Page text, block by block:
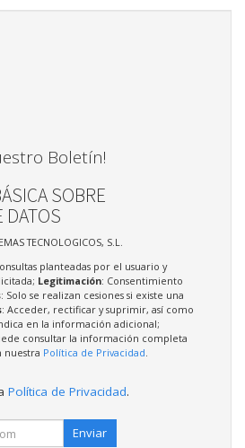
Boletín!
SOBRE
DATOS
TECNOLOGICOS, S.L.
planteadas por el usuario y
Legitimación: Consentimiento
: Solo se realizan cesiones si existe una
: Acceder, rectificar y suprimir, así como
en la información adicional;
consultar la información completa
nuestra Política de Privacidad
Política de Privacidad.
Enviar